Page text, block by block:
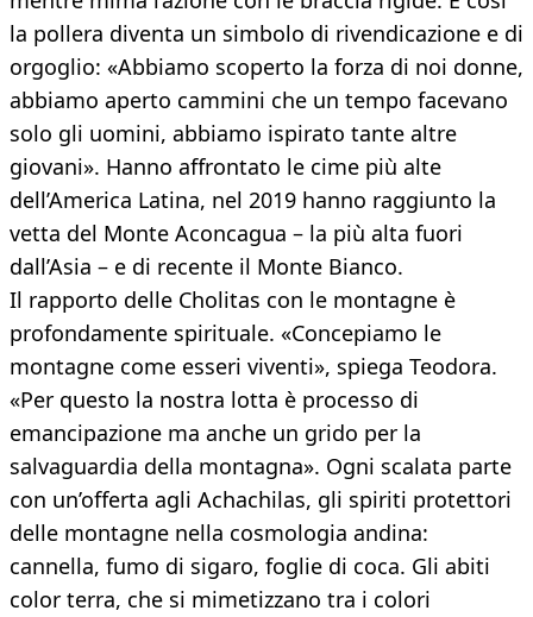
la pollera diventa un simbolo di rivendicazione e di
orgoglio: «Abbiamo scoperto la forza di noi donne,
abbiamo aperto cammini che un tempo facevano
solo gli uomini, abbiamo ispirato tante altre
giovani». Hanno affrontato le cime più alte
dell’America Latina, nel 2019 hanno raggiunto la
vetta del Monte Aconcagua – la più alta fuori
dall’Asia – e di recente il Monte Bianco.
Il rapporto delle Cholitas con le montagne è
profondamente spirituale. «Concepiamo le
montagne come esseri viventi», spiega Teodora.
«Per questo la nostra lotta è processo di
emancipazione ma anche un grido per la
salvaguardia della montagna». Ogni scalata parte
con un’offerta agli Achachilas, gli spiriti protettori
delle montagne nella cosmologia andina:
cannella, fumo di sigaro, foglie di coca. Gli abiti
color terra, che si mimetizzano tra i colori